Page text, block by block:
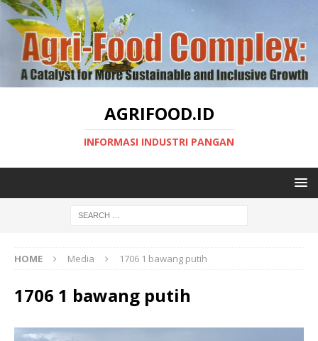
AGRIFOOD.ID
INFORMASI INDUSTRI PANGAN
HOME Media 1706 1 bawang putih
1706 1 bawang putih